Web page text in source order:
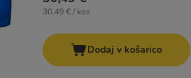
30,49 € / kos
Dodaj v košarico